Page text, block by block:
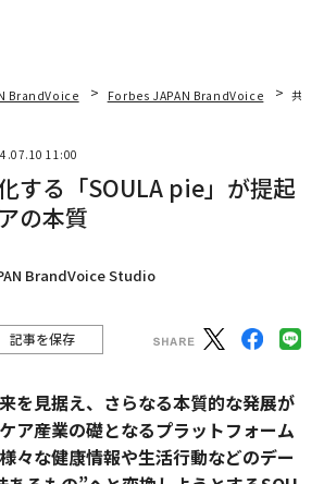
BrandVoice Forbes JAPAN BrandVoice 共創
11:00
する「SOULA pie」が提起
の本質
BrandVoice Studio
記事を保存
を見据え、さらなる本質的な発展が
ア産業の礎となるプラットフォーム
々な健康情報や生活行動などのデー